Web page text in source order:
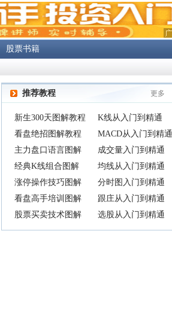
股票书籍
推荐教程 更多
新生300天图解教程
看盘绝招图解教程
主力盘口语言图解
经典K线组合图解
涨停操作技巧图解
看盘高手培训图解
股票买卖技术图解
K线从入门到精通
MACD从入门到精通
成交量入门到精通
均线从入门到精通
分时图入门到精通
跟庄从入门到精通
选股从入门到精通